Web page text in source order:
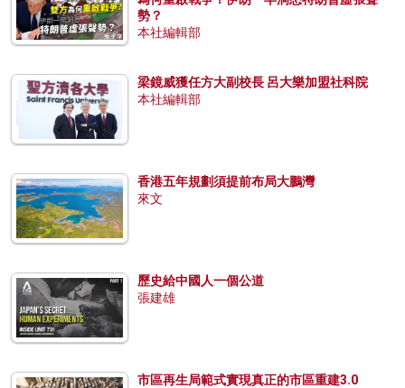
勢？
本社編輯部
梁鏡威獲任方大副校長 呂大樂加盟社科院
本社編輯部
香港五年規劃須提前布局大鵬灣
來文
歷史給中國人一個公道
張建雄
市區再生局範式實現真正的市區重建3.0